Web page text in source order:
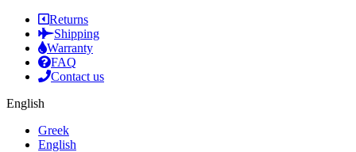
Returns
Shipping
Warranty
FAQ
Contact us
English
Greek
English